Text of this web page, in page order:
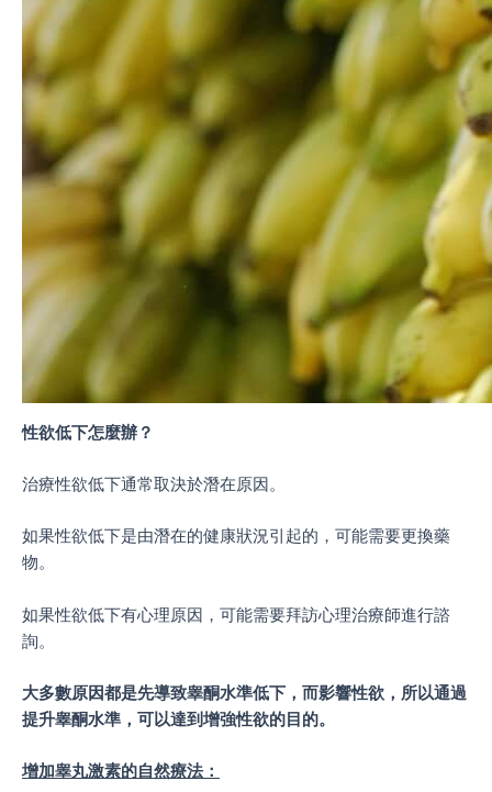
性欲低下怎麼辦？
治療性欲低下通常取決於潛在原因。
如果性欲低下是由潛在的健康狀況引起的，可能需要更換藥
物。
如果性欲低下有心理原因，可能需要拜訪心理治療師進行諮
詢。
大多數原因都是先導致睾酮水準低下，而影響性欲，所以通過
提升睾酮水準，可以達到增強性欲的目的。
增加睾丸激素的自然療法：